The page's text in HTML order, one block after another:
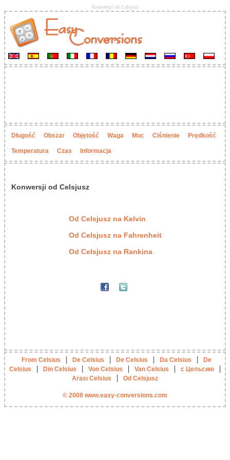
Konwersji od Celsjusz
Długość Obszar Objętość Waga Moc Ciśnienie Prędkość
Temperatura Czas Informacja
Konwersji od Celsjusz
Od Celsjusz na Kelvin
Od Celsjusz na Fahrenheit
Od Celsjusz na Rankina
From Celsius | De Celsius | De Celsius | Da Celsius |
De
Celsius
| Din Celsius | Von Celsius | Van Celsius | с Цельсию |
Arası Celsius | Od Celsjusz
© 2008 www.easy-conversions.com